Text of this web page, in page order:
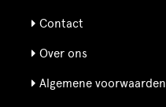
Contact
Over ons
Algemene voorwaarden